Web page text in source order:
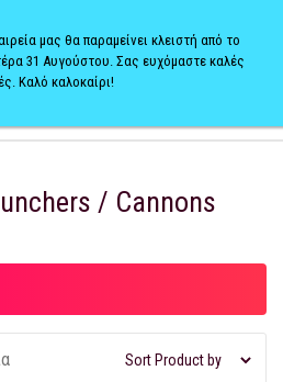
/ Cannons
μας θα παραμείνει κλειστή από το
31 Αυγούστου. Σας ευχόμαστε καλές
Καλό καλοκαίρι!